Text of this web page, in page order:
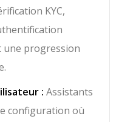
KYC,
une progression
: Assistants
configuration où